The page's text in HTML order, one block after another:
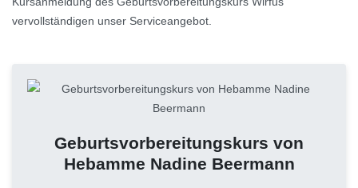
vervollständigen unser Serviceangebot.
Geburtsvorbereitungskurs von
Hebamme Nadine Beermann